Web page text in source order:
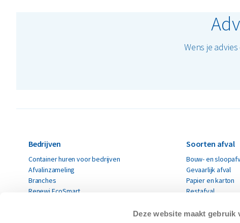
Deze website maakt gebruik
Wens je
Bedrijven
Container huren voor bedrijven
Afvalinzameling
Branches
Renewi EcoSmart
Soorten afval
Bouw- en
Gevaarlijk afval
Papier en karton
Restafval